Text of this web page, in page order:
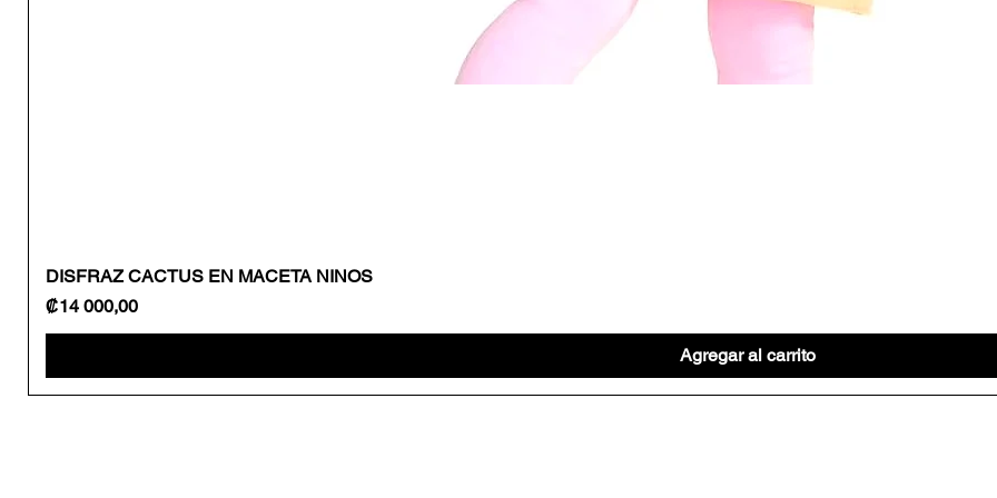
DISFRAZ CACTUS EN MACETA NINOS
Precio
₡14 000,00
Agregar al carrito